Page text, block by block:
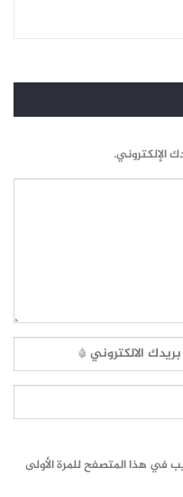
الإلكتروني.
في هذا المتصفح للمرة الأولى